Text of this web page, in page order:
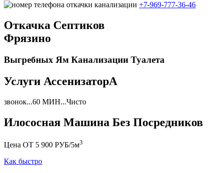
+7-969-777-36-46
Откачка Cептиков
Фрязино
Выгребных Ям Канализации Туалета
Услуги АссенизаторА
звонок...60 МИН...Чисто
Илососная Машина Без Посредников
Цена ОТ 5 900 РУБ/5м3
Как быстро